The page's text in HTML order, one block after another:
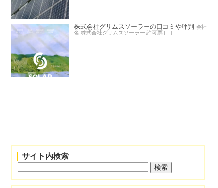
株式会社グリムスソーラーの口コミや評判 会社
名 株式会社グリムスソーラー 許可票 […]
サイト内検索